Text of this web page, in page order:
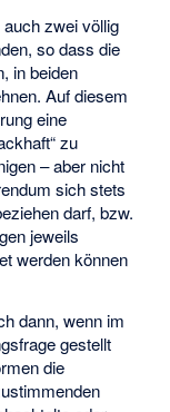
zwei völlig
so dass die
in beiden
Auf diesem
eine
zu
– aber nicht
sich stets
darf, bzw.
jeweils
werden können
dann, wenn im
gestellt
die